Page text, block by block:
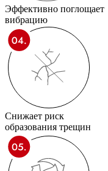
Эффективно поглощает
вибрацию
Снижает риск
образования трещин